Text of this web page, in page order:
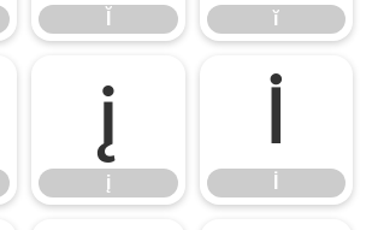
ĭ
į
į
İ